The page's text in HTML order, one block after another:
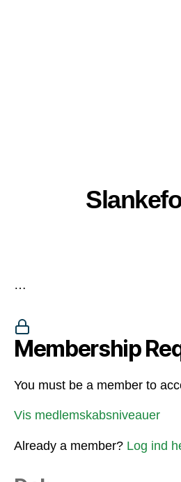
…
Membership
You must be a member to
Vis medlemskabsniveauer
Already a member? Log ind